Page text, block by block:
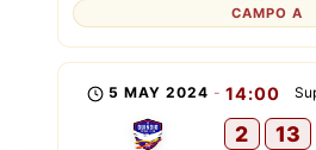
CAMPO A
5 MAY 2024 - 14:00
2 13